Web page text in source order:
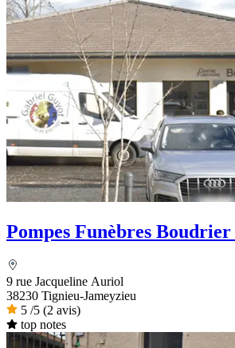
Pompes Funèbres
9 rue Jacqueline Auriol
38230 Tignieu-Jameyzieu
5 /5 (2 avis)
top notes